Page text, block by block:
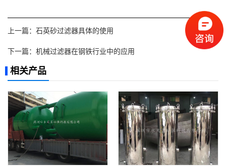
上一篇： 石英砂过滤器具体的使用
下一篇： 机械过滤器在钢铁行业中的应用
相关产品